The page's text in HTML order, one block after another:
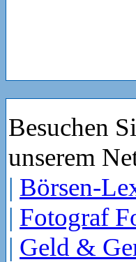
Besuchen
unserem
| Börsen-
| Fotograf
| Geld &